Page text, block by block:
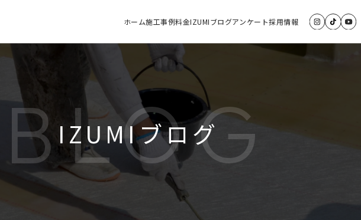
ホーム施工事例料金IZUMIブログアンケート採用情報
IZUMIブログ
BLOG